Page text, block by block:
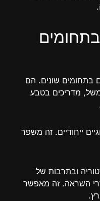
בתחומים שונים. הם
מדריכים בטבע
ייחודיים. זה משפר
ובתרבות של
השראה. זה מאפשר